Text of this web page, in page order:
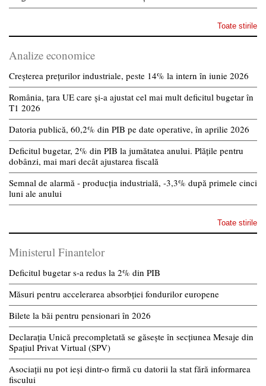
Toate stirile
Analize economice
Creșterea prețurilor industriale, peste 14% la intern în iunie 2026
România, țara UE care și-a ajustat cel mai mult deficitul bugetar în
T1 2026
Datoria publică, 60,2% din PIB pe date operative, în aprilie 2026
Deficitul bugetar, 2% din PIB la jumătatea anului. Plățile pentru
dobânzi, mai mari decât ajustarea fiscală
Semnal de alarmă - producția industrială, -3,3% după primele cinci
luni ale anului
Toate stirile
Ministerul Finantelor
Deficitul bugetar s-a redus la 2% din PIB
Măsuri pentru accelerarea absorbției fondurilor europene
Bilete la băi pentru pensionari în 2026
Declarația Unică precompletată se găsește în secțiunea Mesaje din
Spațiul Privat Virtual (SPV)
Asociații nu pot ieși dintr-o firmă cu datorii la stat fără informarea
fiscului